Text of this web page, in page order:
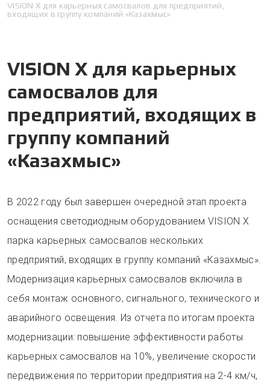
VISION X для карьерных самосвалов для предприятий,
входящих в группу компаний «Казахмыс»
VISION X для карьерных
самосвалов для
предприятий, входящих в
группу компаний
«Казахмыс»
В 2022 году был завершен очередной этап проекта
оснащения светодиодным оборудованием VISION X
парка карьерных самосвалов нескольких
предприятий, входящих в группу компаний «Казахмыс».
Модернизация карьерных самосвалов включила в
себя монтаж основного, сигнального, технического и
аварийного освещения. Из отчета по итогам проекта
модернизации: повышение эффективности работы
карьерных самосвалов на 10%, увеличение скорости
передвижения по территории предприятия на 2-4 км/ч,